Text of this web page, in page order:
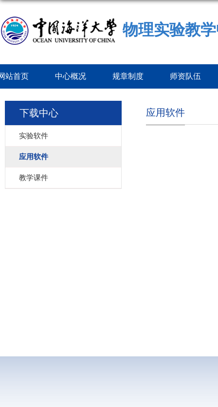
物理实验教
站首页 中心概况 规章制度 师资队伍
下载中心
实验软件
应用软件
教学课件
应用软件